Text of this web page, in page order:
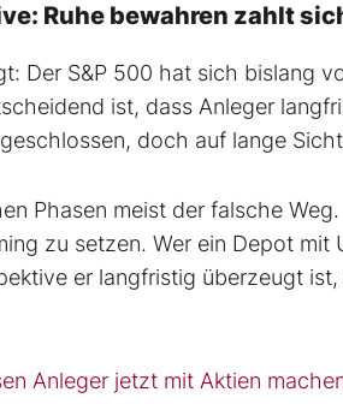
Ruhe bewahren zahlt
Der S&P 500 hat sich bislang
ist, dass Anleger
doch auf lange
Phasen meist der falsche
zu setzen. Wer ein Depot
er langfristig überzeugt
Anleger jetzt mit Aktien